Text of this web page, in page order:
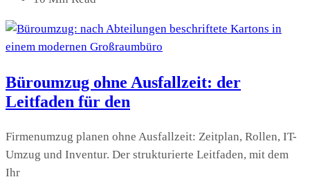
Büroumzug ohne Ausfallzeit: der
Leitfaden für den
Firmenumzug planen ohne Ausfallzeit: Zeitplan, Rollen, IT-
Umzug und Inventur. Der strukturierte Leitfaden, mit dem
Ihr